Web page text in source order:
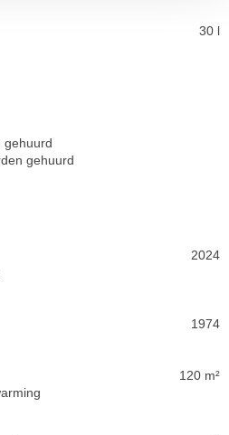
30 l
gehuurd
gehuurd
2024
1974
120 m²